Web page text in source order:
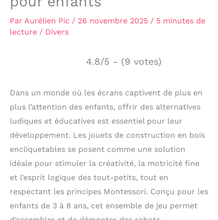
Par Aurélien Pic / 26 novembre 2025 / 5 minutes de
lecture / Divers
4.8/5 - (9 votes)
Dans un monde où les écrans captivent de plus en
plus l’attention des enfants, offrir des alternatives
ludiques et éducatives est essentiel pour leur
développement. Les jouets de construction en bois
encliquetables se posent comme une solution
idéale pour stimuler la créativité, la motricité fine
et l’esprit logique des tout-petits, tout en
respectant les principes Montessori. Conçu pour les
enfants de 3 à 8 ans, cet ensemble de jeu permet